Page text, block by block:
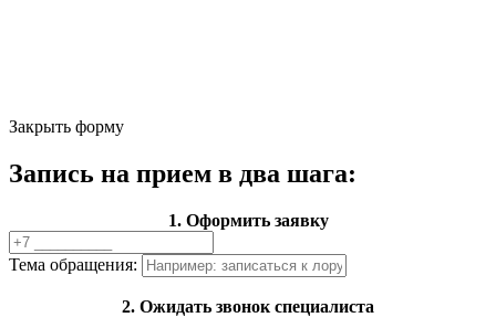
Закрыть форму
Запись на прием в два шага:
1. Оформить заявку
Тема обращения:
2. Ожидать звонок специалиста